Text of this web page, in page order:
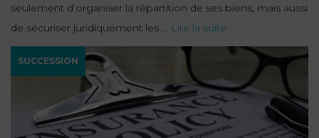
seulement d’organiser la répartition de ses biens, mais aussi
de sécuriser juridiquement les ... Lire la suite
SUCCESSION